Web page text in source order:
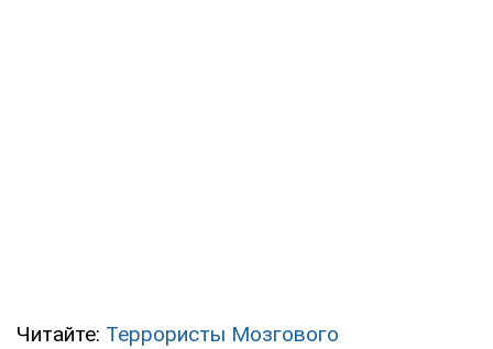
Читайте: Террористы Мозгового